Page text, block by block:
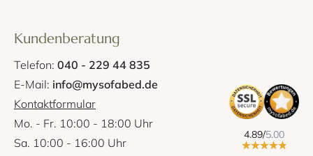
Kundenberatung
Telefon: 040 - 229 44 835
E-Mail: info@mysofabed.de
Kontaktformular
Mo. - Fr. 10:00 - 18:00 Uhr
Sa. 10:00 - 16:00 Uhr
4.89/5.00